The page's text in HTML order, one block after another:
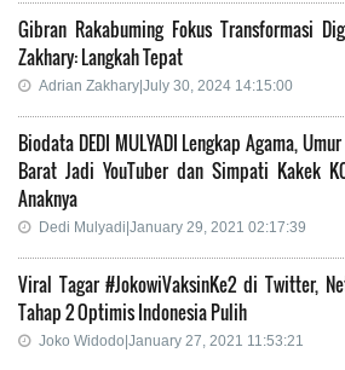
Gibran Rakabuming Fokus Transformasi
Zakhary: Langkah Tepat
Adrian Zakhary|July 30, 2024 14:15:00
Biodata DEDI MULYADI Lengkap Agama,
Barat Jadi YouTuber dan Simpati Kakek
Anaknya
Dedi Mulyadi|January 29, 2021 02:17:39
Viral Tagar #JokowiVaksinKe2 di Twitter,
Tahap 2 Optimis Indonesia Pulih
Joko Widodo|January 27, 2021 11:53:21